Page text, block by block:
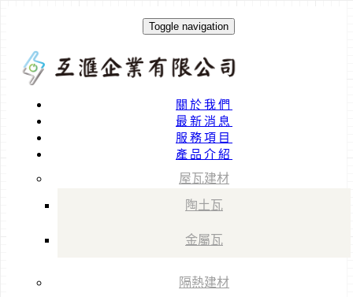
Toggle navigation
關於我們
最新消息
服務項目
產品介紹
屋瓦建材
陶土瓦
金屬瓦
隔熱建材